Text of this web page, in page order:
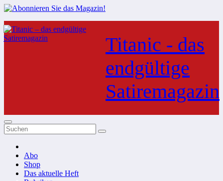
Zum
Inhalt
springen
Titanic - das
endgültige
Satiremagazin
Abo
Shop
Das aktuelle Heft